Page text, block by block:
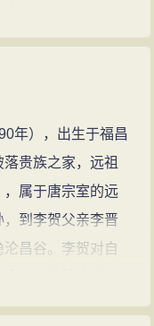
早逝。
名句(34条)
。
一手好诗文，而
郎的大文豪韩愈
还不大相信，
然有这样的奇人，
人便联袂着要去探
，两位大人当即
无真才实学。这
轩过》，这首古
年），出生于福昌
贵族之家，远祖
属于唐宗室的远
到李贺父亲李晋
昌谷。李贺对自
，在他的降里一
为谁怜”、“为谒皇